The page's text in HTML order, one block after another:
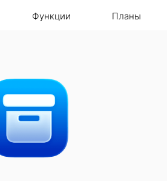
Функции Планы